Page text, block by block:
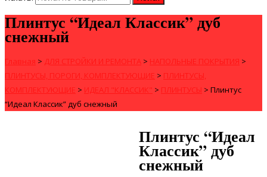
Плинтус “Идеал Классик” дуб
снежный
Главная > ДЛЯ СТРОЙКИ И РЕМОНТА > НАПОЛЬНЫЕ ПОКРЫТИЯ >
ПЛИНТУСЫ, ПОРОГИ, КОМПЛЕКТУЮЩИЕ > ПЛИНТУСЫ,
КОМПЛЕКТУЮЩИЕ > ИДЕАЛ "КЛАССИК" > ПЛИНТУСЫ > Плинтус
“Идеал Классик” дуб снежный
Плинтус “Идеал
Классик” дуб
снежный